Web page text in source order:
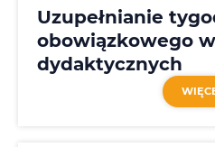
Uzupełnianie
obowiązkowego
dydaktycznych